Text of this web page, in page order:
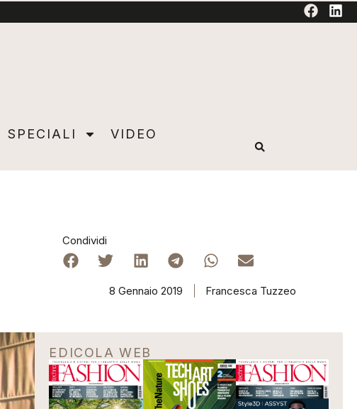
ADVERTORIAL
SPECIALI
VIDEO
Condividi
8 Gennaio 2019 Francesca Tuzzeo
EDICOLA WEB